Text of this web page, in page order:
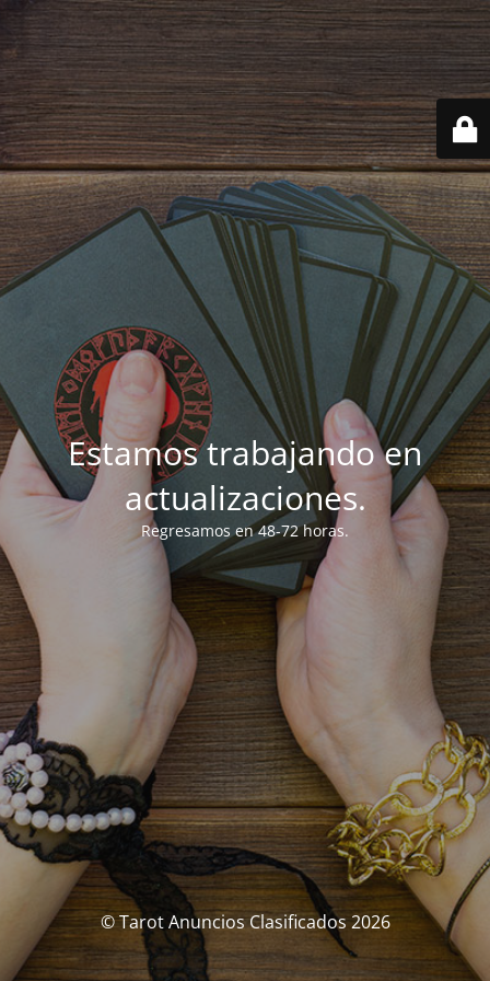
Estamos trabajando en
actualizaciones.
Regresamos en 48-72 horas.
© Tarot Anuncios Clasificados 2026